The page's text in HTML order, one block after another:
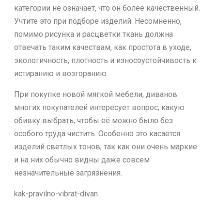
категории не означает, что он более качественный.
Учтите это при подборе изделий. Несомненно,
помимо рисунка и расцветки ткань должна
отвечать таким качествам, как простота в уходе,
экологичность, плотность и износоустойчивость к
истиранию и возгоранию.
При покупке новой мягкой мебели, диванов
многих покупателей интересует вопрос, какую
обивку выбрать, чтобы её можно было без
особого труда чистить. Особенно это касается
изделий светлых тонов, так как они очень маркие
и на них обычно видны даже совсем
незначительные загрязнения.
kak-pravilno-vibrat-divan